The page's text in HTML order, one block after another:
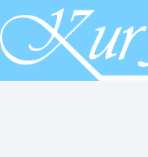
al
contenido